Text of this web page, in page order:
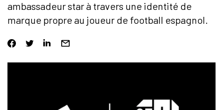
ambassadeur star à travers une identité de
marque propre au joueur de football espagnol.